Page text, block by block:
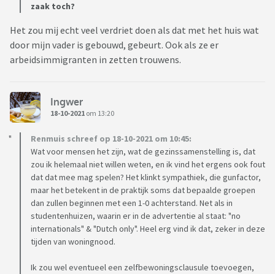
zaak toch?
Het zou mij echt veel verdriet doen als dat met het huis wat
door mijn vader is gebouwd, gebeurt. Ook als ze er
arbeidsimmigranten in zetten trouwens.
Ingwer
18-10-2021 om 13:20
Renmuis schreef op 18-10-2021 om 10:45:
Wat voor mensen het zijn, wat de gezinssamenstelling is, dat
zou ik helemaal niet willen weten, en ik vind het ergens ook fout
dat dat mee mag spelen? Het klinkt sympathiek, die gunfactor,
maar het betekent in de praktijk soms dat bepaalde groepen
dan zullen beginnen met een 1-0 achterstand. Net als in
studentenhuizen, waarin er in de advertentie al staat: "no
internationals" & "Dutch only". Heel erg vind ik dat, zeker in deze
tijden van woningnood.
Ik zou wel eventueel een zelfbewoningsclausule toevoegen,